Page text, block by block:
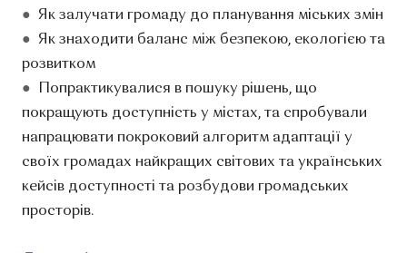
● Як залучати громаду до планування міських змін
● Як знаходити баланс між безпекою, екологією та
розвитком
●
Попрактикувалися в пошуку рішень, що
покращують доступність у містах, та спробували
напрацювати покроковий алгоритм адаптації у
своїх громадах найкращих світових та українських
кейсів доступності та розбудови громадських
просторів.